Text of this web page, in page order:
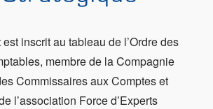
inscrit au tableau de l’Ordre des
membre de la Compagnie
Commissaires aux Comptes et
l’association Force d’Experts